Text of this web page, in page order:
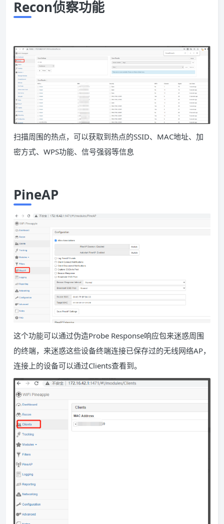
Recon侦察功能
扫描周围的热点，可以获取到热点的SSID、 MAC地址、加
密方式、 WPS功能、信号强弱等信息
PineAP
这个功能可以通过伪造Probe Response响应包来迷惑周围
的终端，来迷惑这些设备终端连接已保存过的无线网络AP，
连接上的设备可以通过Clients查看到。